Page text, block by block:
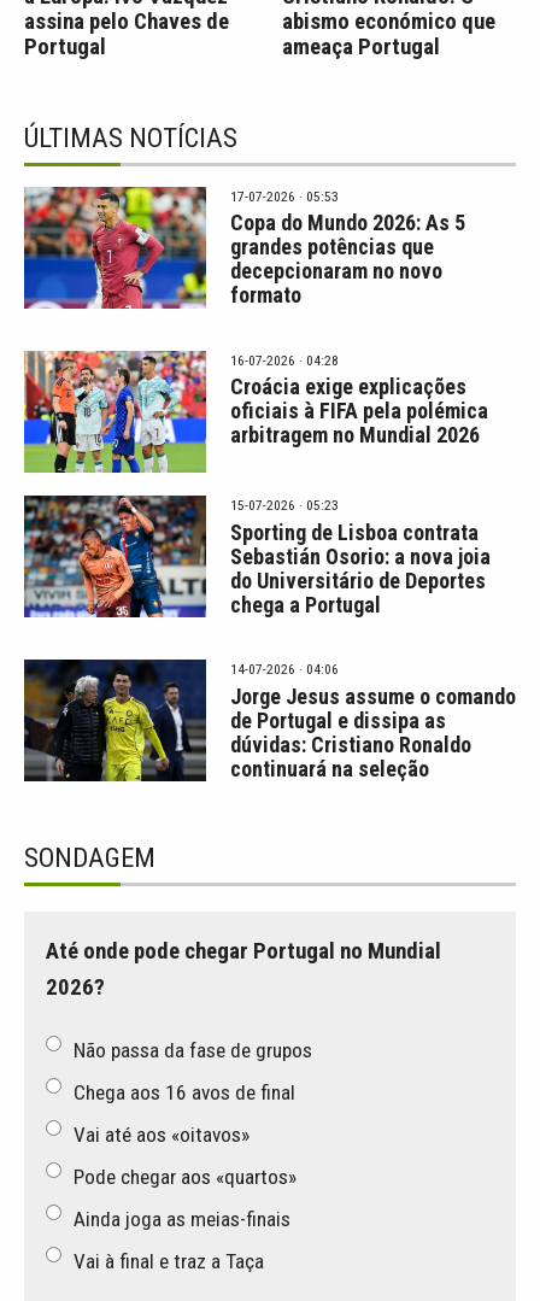
assina pelo Chaves de
Portugal
abismo económico que
ameaça Portugal
ÚLTIMAS NOTÍCIAS
17-07-2026 · 05:53
Copa do Mundo 2026: As 5
grandes potências que
decepcionaram no novo
formato
16-07-2026 · 04:28
Croácia exige explicações
oficiais à FIFA pela polémica
arbitragem no Mundial 2026
15-07-2026 · 05:23
Sporting de Lisboa contrata
Sebastián Osorio: a nova joia
do Universitário de Deportes
chega a Portugal
14-07-2026 · 04:06
Jorge Jesus assume o comando
de Portugal e dissipa as
dúvidas: Cristiano Ronaldo
continuará na seleção
SONDAGEM
Até onde pode chegar Portugal no Mundial
2026?
Não passa da fase de grupos
Chega aos 16 avos de final
Vai até aos «oitavos»
Pode chegar aos «quartos»
Ainda joga as meias-finais
Vai à final e traz a Taça